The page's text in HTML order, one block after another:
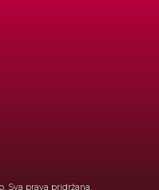
Sva prava pridržana.